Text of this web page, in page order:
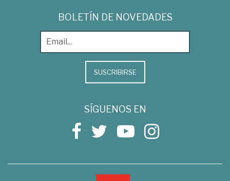
BOLETÍN DE NOVEDADES
SUSCRIBIRSE
SÍGUENOS EN